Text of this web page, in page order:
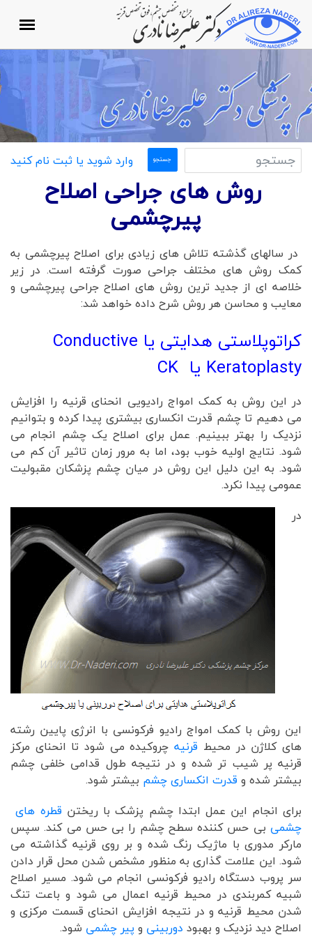
وارد شوید یا ثبت نام کنید
روش های جراحی اصلاح
پیرچشمی
در سالهای گذشته تلاش های زیادی برای اصلاح پیرچشمی به
کمک روش های مختلف جراحی صورت گرفته است. در زیر
خلاصه ای از جدید ترین روش های اصلاح جراحی پیرچشمی و
معایب و محاسن هر روش شرح داده خواهد شد:
کراتوپلاستی هدایتی
یا Conductive
Keratoplasty یا CK
در این روش به کمک امواج رادیویی انحنای قرنیه را افزایش
می دهیم تا چشم قدرت انکساری بیشتری پیدا کرده و بتوانیم
نزدیک را بهتر ببینیم. عمل برای اصلاح یک چشم انجام می
شود. نتایج اولیه خوب بود، اما به مرور زمان تاثیر آن کم می
شود. به این دلیل این روش در میان چشم پزشکان مقبولیت
عمومی پیدا نکرد.
در
این روش با کمک امواج رادیو فرکونسی با انرژی پایین رشته
های کلاژن در محیط قرنیهچروکیده می شود تا انحنای مرکز
قرنیه پر شیب تر شده و در نتیجه طول قدامی خلفی چشم
بیشتر شده و قدرت انکساری چشم بیشتر شود.
برای انجام این عمل ابتدا چشم پزشک با ریختن قطره های
چشمی بی حس کننده سطح چشم را بی حس می کند. سپس
مارکر مدوری با ماژیک رنگ شده و بر روی قرنیه گذاشته می
شود. این علامت گذاری به منظور مشخص شدن محل قرار دادن
سر پروب دستگاه رادیو فرکونسی انجام می شود. مسیر اصلاح
شبیه کمربندی در محیط قرنیه اعمال می شود و باعت تنگ
شدن محیط قرنیه و در نتیجه افزایش انحنای قسمت مرکزی و
اصلاح دید نزدیک و بهبود دوربینی و پیر چشمی شود.